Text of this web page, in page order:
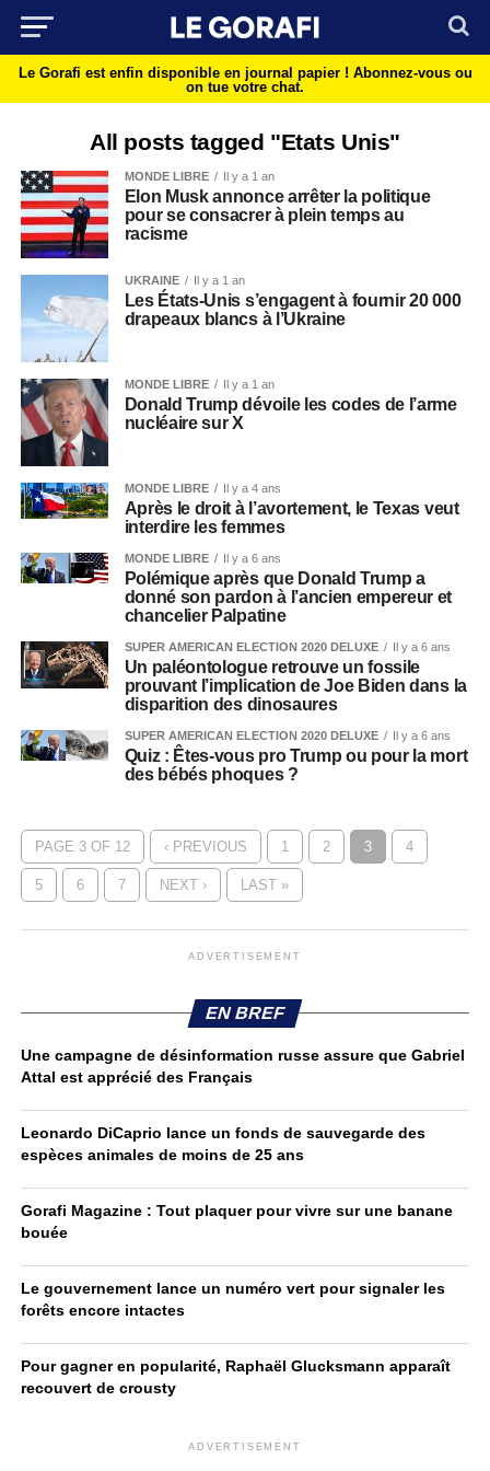
Le Gorafi est enfin disponible en journal papier ! Abonnez-vous ou
on tue votre chat.
All posts tagged "Etats Unis"
MONDE LIBRE Il y a 1 an
Elon Musk annonce arrêter la politique
pour se consacrer à plein temps au
racisme
UKRAINE Il y a 1 an
Les États-Unis s’engagent à fournir 20 000
drapeaux blancs à l’Ukraine
MONDE LIBRE Il y a 1 an
Donald Trump dévoile les codes de l’arme
nucléaire sur X
MONDE LIBRE Il y a 4 ans
Après le droit à l’avortement, le Texas veut
interdire les femmes
MONDE LIBRE Il y a 6 ans
Polémique après que Donald Trump a
donné son pardon à l’ancien empereur et
chancelier Palpatine
SUPER AMERICAN ELECTION 2020 DELUXE Il y a 6 ans
Un paléontologue retrouve un fossile
prouvant l’implication de Joe Biden dans la
disparition des dinosaures
SUPER AMERICAN ELECTION 2020 DELUXE Il y a 6 ans
Quiz : Êtes-vous pro Trump ou pour la mort
des bébés phoques ?
PAGE 3 OF 12 ‹ PREVIOUS 1 2 3 4
5 6 7 NEXT › LAST »
ADVERTISEMENT
EN BREF
Une campagne de désinformation russe assure que Gabriel
Attal est apprécié des Français
Leonardo DiCaprio lance un fonds de sauvegarde des
espèces animales de moins de 25 ans
Gorafi Magazine : Tout plaquer pour vivre sur une banane
bouée
Le gouvernement lance un numéro vert pour signaler les
forêts encore intactes
Pour gagner en popularité, Raphaël Glucksmann apparaît
recouvert de crousty
ADVERTISEMENT